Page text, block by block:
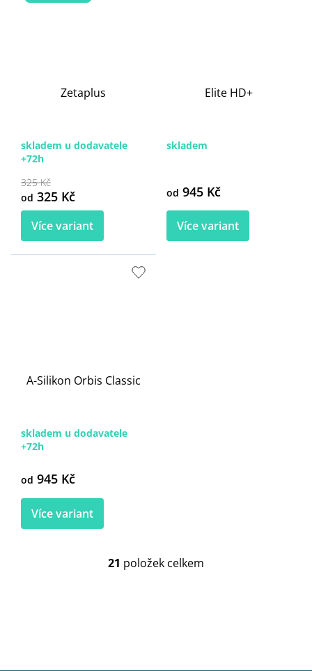
Zetaplus
skladem u dodavatele
+72h
325 Kč
od 325 Kč
Více variant
Elite HD+
skladem
od 945 Kč
Více variant
A-Silikon Orbis Classic
skladem u dodavatele
+72h
od 945 Kč
Více variant
O
21 položek celkem